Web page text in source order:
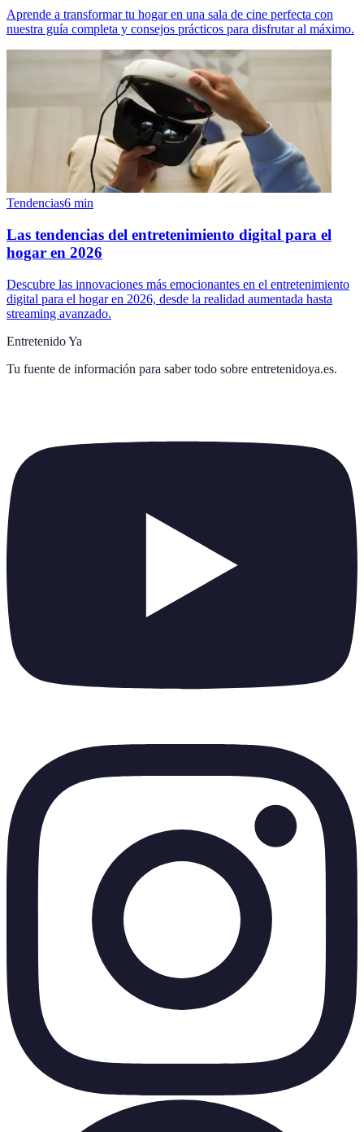
Aprende a transformar tu hogar en una sala de cine perfecta con
nuestra guía completa y consejos prácticos para disfrutar al máximo.
Tendencias6 min
Las tendencias del entretenimiento digital para el
hogar en 2026
Descubre las innovaciones más emocionantes en el entretenimiento
digital para el hogar en 2026, desde la realidad aumentada hasta
streaming avanzado.
Entretenido Ya
Tu fuente de información para saber todo sobre entretenidoya.es.